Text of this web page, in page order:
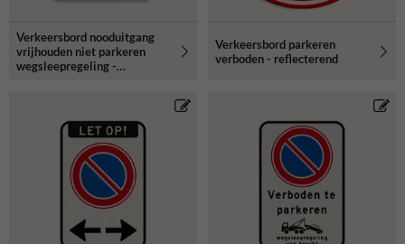
Verkeersbord nooduitgang
vrijhouden niet parkeren
wegsleepregeling -
Verkeersbord parkeren
verboden - reflecterend